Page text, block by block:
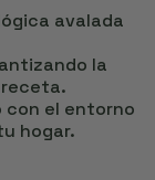
avalada
la
con el entorno
hogar.